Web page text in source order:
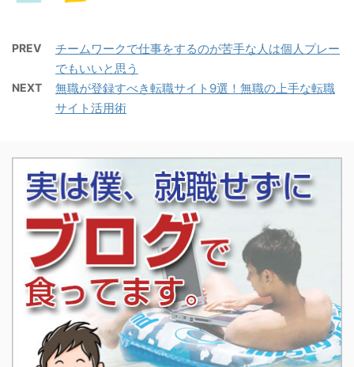
PREV
チームワークで仕事をするのが苦手な人は個人プレー
でもいいと思う
NEXT
無職が登録すべき転職サイト9選！無職の上手な転職
サイト活用術